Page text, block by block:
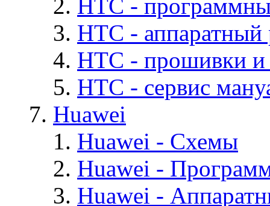
HTC -
HTC - аппаратный
HTC - прошивки
HTC - cервис
Huawei
Huawei - Cхемы
Huawei -
Huawei -